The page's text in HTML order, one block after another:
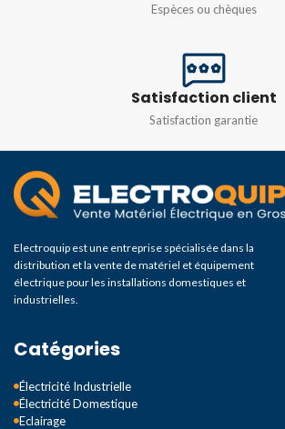
Espèces ou chèques
Satisfaction client
Satisfaction garantie
Electroquip est une entreprise spécialisée dans la
distribution et la vente de matériel et équipement
électrique pour les installations domestiques et
industrielles.
Catégories
Électricité Industrielle
Électricité Domestique
Eclairage